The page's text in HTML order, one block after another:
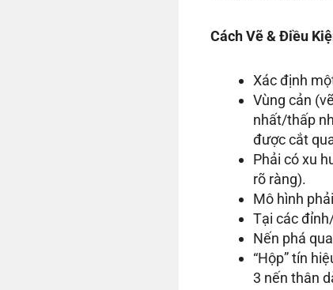
Cách Vẽ & Điều
Xác định
Vùng cản
nhất/thấp
được cắt
Phải có xu
rõ ràng).
Mô hình
Tại các
Nến phá
“Hộp” tín
3 nến thân